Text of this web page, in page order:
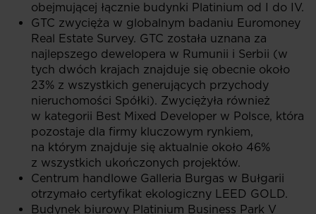
obejmującej łącznie budynki Platinium od I do IV.
GTC zwycięża w globalnym badaniu Euromoney
Real Estate Survey. GTC została uznana za
najlepszego dewelopera w Rumunii i Serbii (w
tych dwóch krajach znajduje się obecnie około
23% z wszystkich generujących przychody
nieruchomości Spółki). Zwyciężyła również
w kategorii Best Mixed Developer w Polsce, która
pozostaje dla firmy kluczowym rynkiem,
na którym znajduje się aktualnie około 46%
z wszystkich ukończonych projektów.
Centrum handlowe Galleria Burgas w Bułgarii
otrzymało certyfikat ekologiczny LEED GOLD.
Budynek biurowy Platinium Business Park V